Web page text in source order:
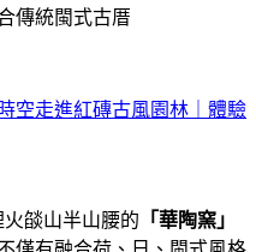
傳統閩式古厝
空走進紅磚古風園林｜體驗
燄山半山腰的 「華陶窯」